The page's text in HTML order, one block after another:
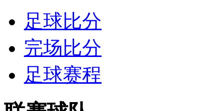
足球比分
完场比分
足球赛程